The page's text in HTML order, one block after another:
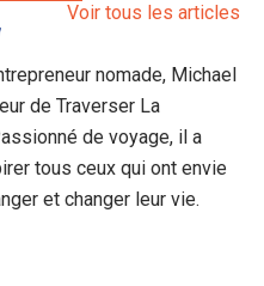
Voir tous les articles
nomade, Michael
de Traverser La
de voyage, il a
tous ceux qui ont envie
et changer leur vie.